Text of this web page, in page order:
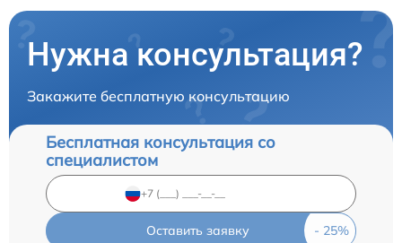
Нужна консультация?
Закажите бесплатную консультацию
Бесплатная консультация со
специалистом
Оставить заявку